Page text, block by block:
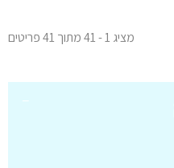
מציג 1 - 41 מתוך 41 פריטים